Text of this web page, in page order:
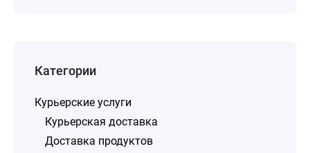
Категории
Курьерские услуги
Курьерская доставка
Доставка продуктов